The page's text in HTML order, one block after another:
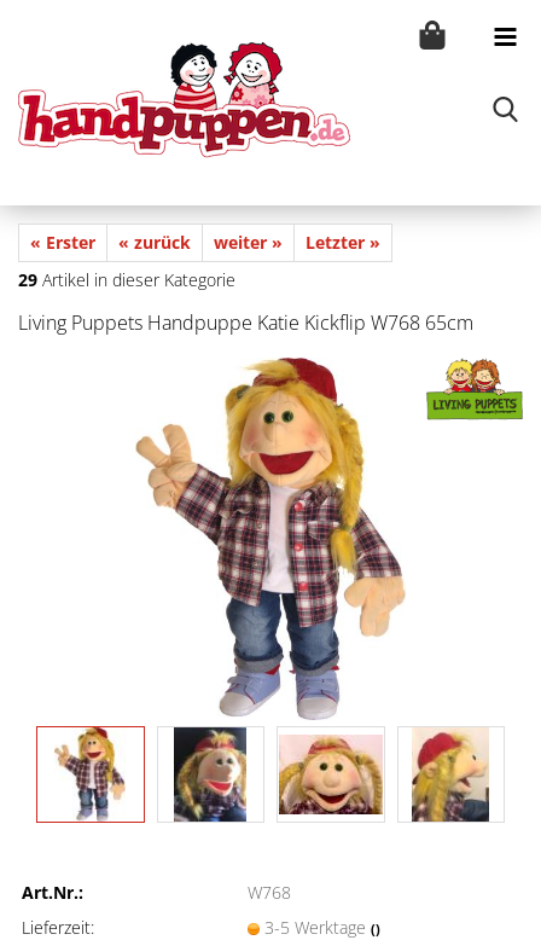
« Erster « zurück weiter »
Letzter »
29 Artikel in dieser Kategorie
Living Puppets Handpuppe Katie Kickflip W768 65cm
Art.Nr.:
W768
Lieferzeit:
3-5 Werktage ()